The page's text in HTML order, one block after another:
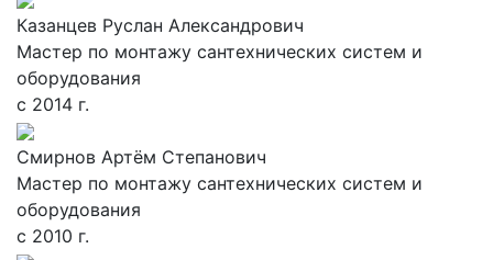
Казанцев Руслан Александрович
Мастер по монтажу сантехнических систем и
оборудования
с 2014 г.
Смирнов Артём Степанович
Мастер по монтажу сантехнических систем и
оборудования
с 2010 г.